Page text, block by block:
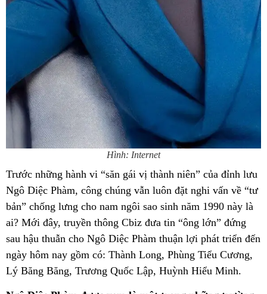
Hình: Internet
Trước những hành vi “săn gái vị thành niên” của đỉnh lưu
Ngô Diệc Phàm, công chúng vẫn luôn đặt nghi vấn về “tư
bản” chống lưng cho nam ngôi sao sinh năm 1990 này là
ai? Mới đây, truyền thông Cbiz đưa tin “ông lớn” đứng
sau hậu thuẫn cho Ngô Diệc Phàm thuận lợi phát triển đến
ngày hôm nay gồm có: Thành Long, Phùng Tiểu Cương,
Lý Băng Băng, Trương Quốc Lập, Huỳnh Hiểu Minh.